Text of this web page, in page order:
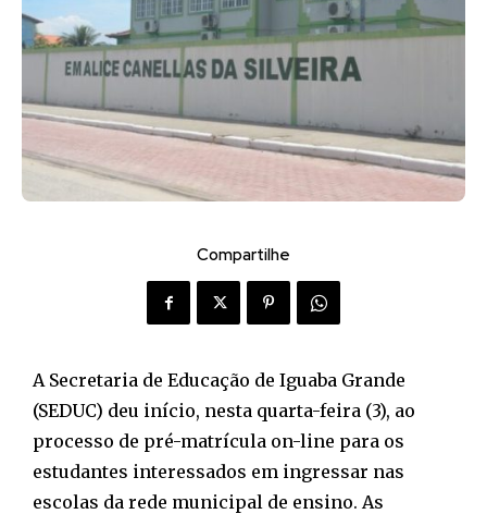
Compartilhe
A Secretaria de Educação de Iguaba Grande
(SEDUC) deu início, nesta quarta-feira (3), ao
processo de pré-matrícula on-line para os
estudantes interessados em ingressar nas
escolas da rede municipal de ensino. As